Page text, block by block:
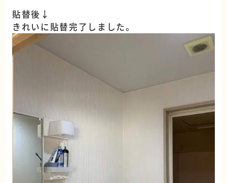
貼替後↓
きれいに貼替完了しました。